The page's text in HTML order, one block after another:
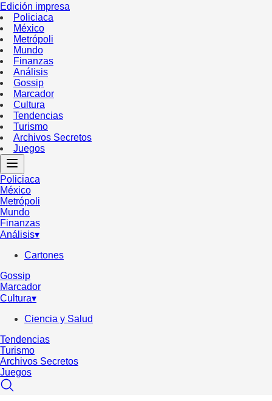
Edición impresa
Policiaca
México
Metrópoli
Mundo
Finanzas
Análisis
Gossip
Marcador
Cultura
Tendencias
Turismo
Archivos Secretos
Juegos
Policiaca
México
Metrópoli
Mundo
Finanzas
Análisis▾
Cartones
Gossip
Marcador
Cultura▾
Ciencia y Salud
Tendencias
Turismo
Archivos Secretos
Juegos